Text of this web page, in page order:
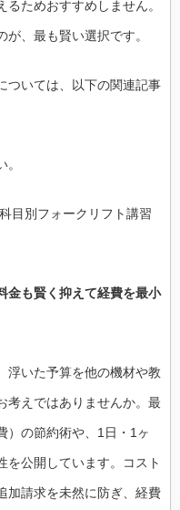
ためおすすめしません。
、最も賢い選択です。
ついては、以下の関連記事
目別フォークリフト講習
金も賢く抑えて経費を最小
浮いた予算を他の機材や教
えではありませんか。最
）の節約術や、1日・1ヶ
を公開しています。コスト
加請求を未然に防ぎ、経費